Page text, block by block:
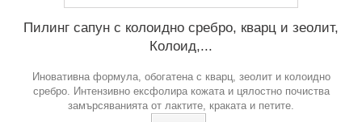
Пилинг сапун с колоидно сребро, кварц и зеолит,
Колоид,...
Иновативна формула, обогатена с кварц, зеолит и колоидно
сребро. Интензивно ексфолира кожата и цялостно почиства
замърсяванията от лактите, краката и петите.